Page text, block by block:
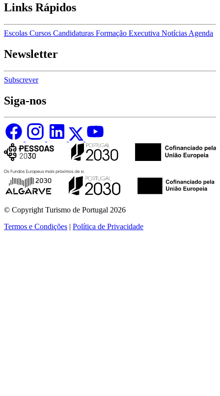
Links Rápidos
Escolas Cursos Candidaturas Formação Executiva Notícias Agenda
Newsletter
Subscrever
Siga-nos
© Copyright Turismo de Portugal 2026
Termos e Condições | Política de Privacidade